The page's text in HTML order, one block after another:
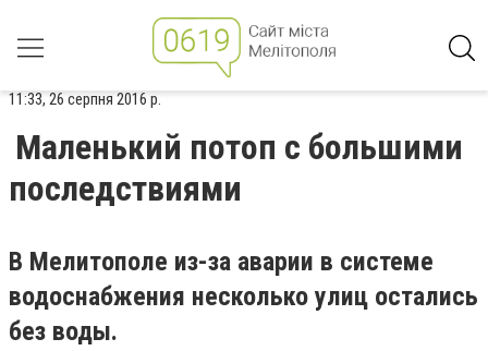
11:33, 26 серпня 2016 р.
Маленький потоп с большими
последствиями
В Мелитополе из-за аварии в системе
водоснабжения несколько улиц остались
без воды.